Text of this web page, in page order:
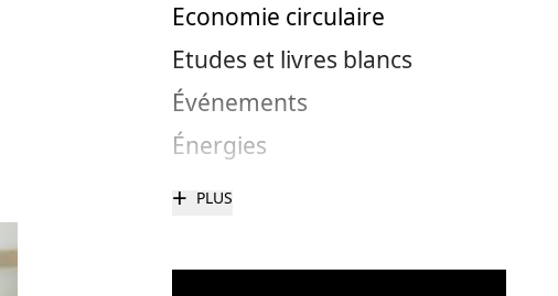
Economie circulaire
Etudes et livres blancs
Événements
Énergies
+ PLUS